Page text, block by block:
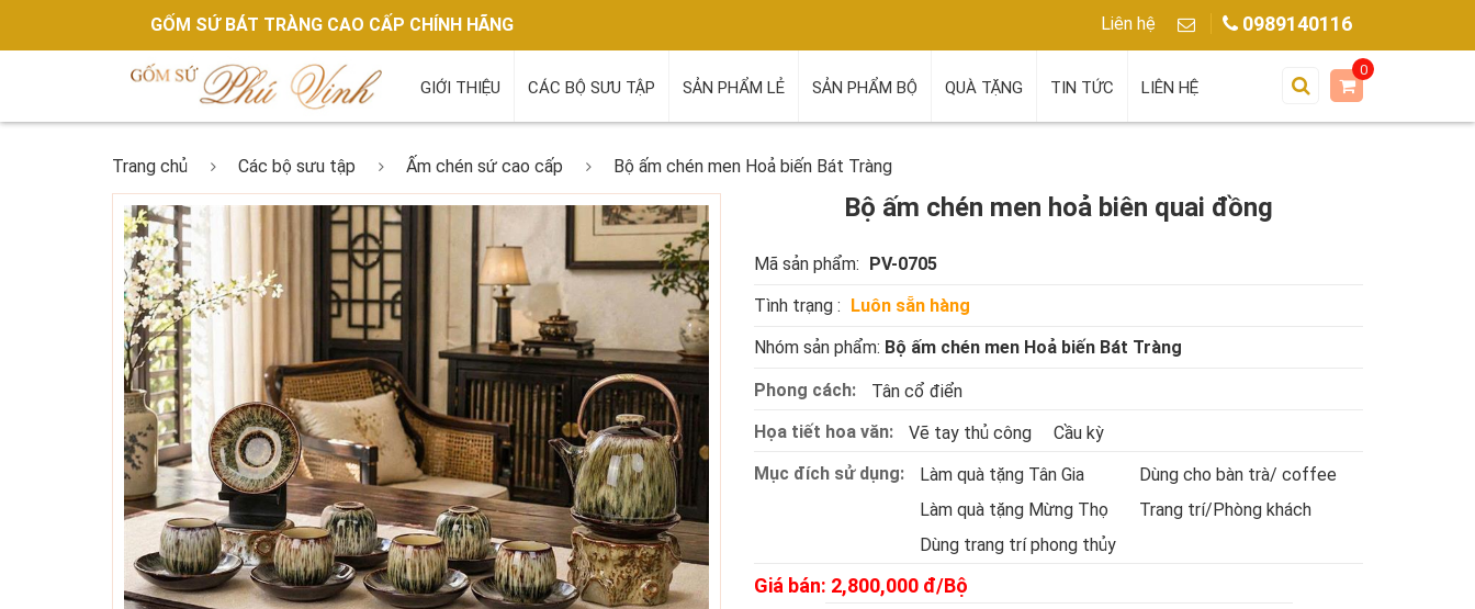
GỐM SỨ BÁT TRÀNG CAO CẤP CHÍNH HÃNG 0989140116
Liên hệ
GIỚI THIỆU CÁC BỘ SƯU TẬP SẢN PHẨM LẺ SẢN PHẨM BỘ QUÀ TẶNG TIN TỨC LIÊN HỆ
0
Trang chủ Các bộ sưu tập Ấm chén sứ cao cấp Bộ ấm chén men Hoả biến Bát Tràng
Bộ ấm chén men hoả biên quai đồng
Mã sản phẩm: PV-0705
Tình trạng : Luôn sẵn hàng
Nhóm sản phẩm: Bộ ấm chén men Hoả biến Bát Tràng
Phong cách:
Tân cổ điển
Họa tiết hoa văn:
Vẽ tay thủ công
Cầu kỳ
Mục đích sử dụng:
Làm quà tặng Tân Gia
Làm quà tặng Mừng Thọ
Dùng trang trí phong thủy
Dùng cho bàn trà/ coffee
Trang trí/Phòng khách
Giá bán: 2,800,000 đ/Bộ